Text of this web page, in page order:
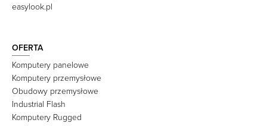
easylook.pl
OFERTA
Komputery panelowe
Komputery przemysłowe
Obudowy przemysłowe
Industrial Flash
Komputery Rugged